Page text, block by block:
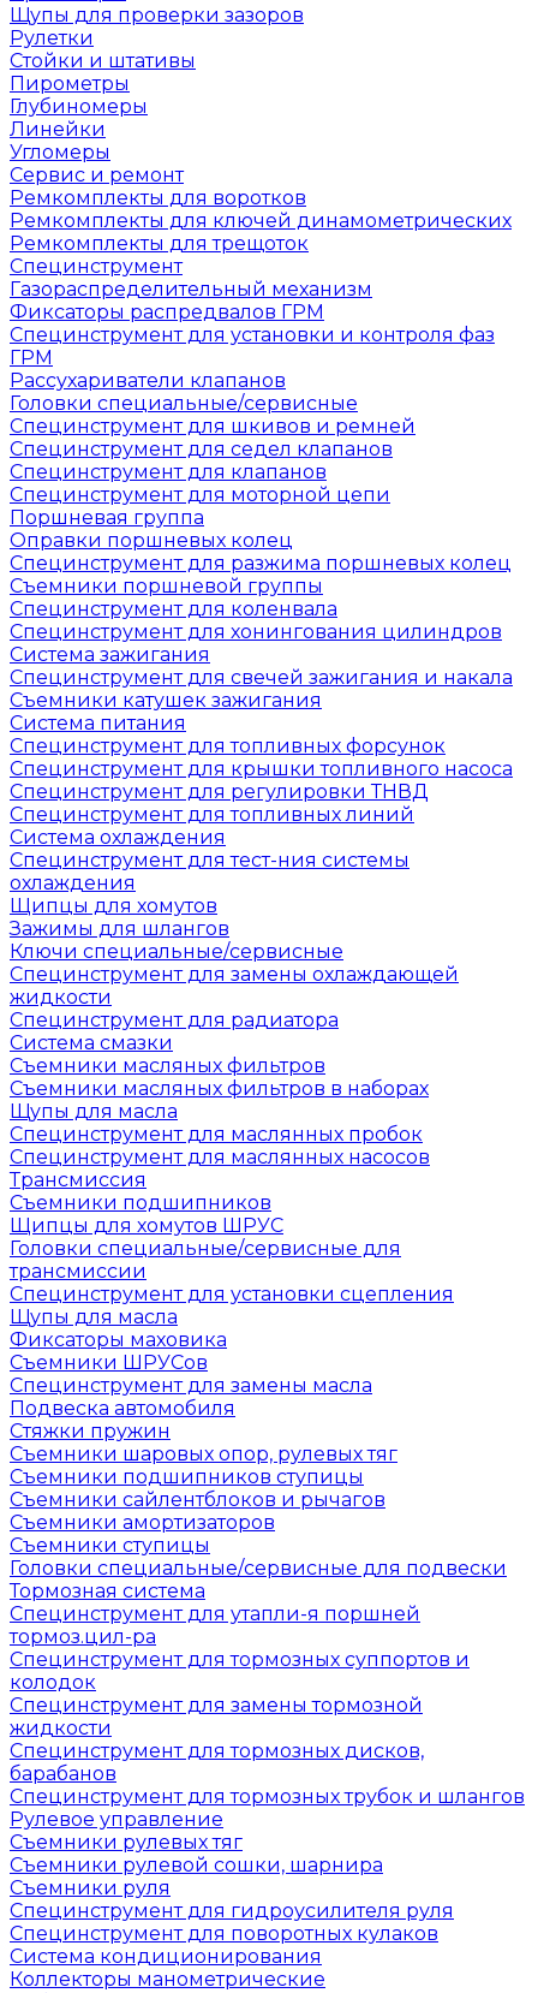
Щупы для проверки зазоров
Рулетки
Стойки и штативы
Пирометры
Глубиномеры
Линейки
Угломеры
Сервис и ремонт
Ремкомплекты для воротков
Ремкомплекты для ключей динамометрических
Ремкомплекты для трещоток
Специнструмент
Газораспределительный механизм
Фиксаторы распредвалов ГРМ
Специнструмент для установки и контроля фаз
ГРМ
Рассухариватели клапанов
Головки специальные/сервисные
Специнструмент для шкивов и ремней
Специнструмент для седел клапанов
Специнструмент для клапанов
Специнструмент для моторной цепи
Поршневая группа
Оправки поршневых колец
Специнструмент для разжима поршневых колец
Съемники поршневой группы
Специнструмент для коленвала
Специнструмент для хонингования цилиндров
Система зажигания
Специнструмент для свечей зажигания и накала
Съемники катушек зажигания
Система питания
Специнструмент для топливных форсунок
Специнструмент для крышки топливного насоса
Специнструмент для регулировки ТНВД
Специнструмент для топливных линий
Система охлаждения
Специнструмент для тест-ния системы
охлаждения
Щипцы для хомутов
Зажимы для шлангов
Ключи специальные/сервисные
Специнструмент для замены охлаждающей
жидкости
Специнструмент для радиатора
Система смазки
Съемники масляных фильтров
Съемники масляных фильтров в наборах
Щупы для масла
Специнструмент для маслянных пробок
Специнструмент для маслянных насосов
Трансмиссия
Съемники подшипников
Щипцы для хомутов ШРУС
Головки специальные/сервисные для
трансмиссии
Специнструмент для установки сцепления
Щупы для масла
Фиксаторы маховика
Съемники ШРУСов
Специнструмент для замены масла
Подвеска автомобиля
Стяжки пружин
Съемники шаровых опор, рулевых тяг
Съемники подшипников ступицы
Съемники сайлентблоков и рычагов
Съемники амортизаторов
Съемники ступицы
Головки специальные/сервисные для подвески
Тормозная система
Специнструмент для утапли-я поршней
тормоз.цил-ра
Специнструмент для тормозных суппортов и
колодок
Специнструмент для замены тормозной
жидкости
Специнструмент для тормозных дисков,
барабанов
Специнструмент для тормозных трубок и шлангов
Рулевое управление
Съемники рулевых тяг
Съемники рулевой сошки, шарнира
Съемники руля
Специнструмент для гидроусилителя руля
Специнструмент для поворотных кулаков
Система кондиционирования
Коллекторы манометрические